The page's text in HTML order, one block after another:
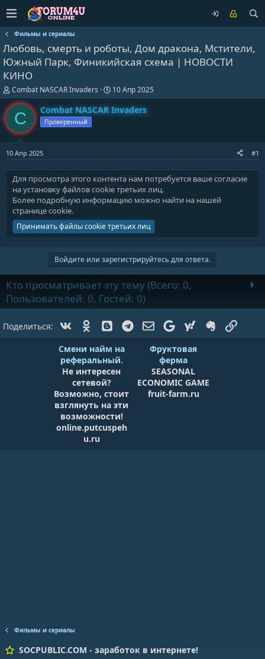
Фильмы и сериалы
Любовь, смерть и роботы, Дом дракона, Мстители,
Южный Парк, Финикийская схема | НОВОСТИ
КИНО
А
в
т
о
т
м
Combat NASCAR Invaders
Д
а
т
а
10 Апр 2025
C Combat NASCAR Invaders
Проверенный
10 Апр 2025 #1
Для просмотра этого контента нам потребуется ваше согласие
на установку файлов cookie третьих лиц.
Более подробную информацию можно найти на нашей
странице cookie.
Принимать файлы cookie третьих лиц
Войдите или зарегистрируйтесь для ответа.
Кто просматривает эту тему (Всего: 0,
Пользователей: 0, Гостей: 0)
Поделиться: Vk Ok BloggerTelegramЭлектронная почта
GoogleYahoo Evernote
Смени найм на
реферальный.
Не интересен
сетевой?
Возможно, стоит
взглянуть на эти
возможности!
online.putcuspeh
u.ru
Фруктовая
ферма
SEASONAL
ECONOMIC GAME
fruit-farm.ru
Фильмы и сериалы
SOCPUBLIC.COM - заработок в интернете!